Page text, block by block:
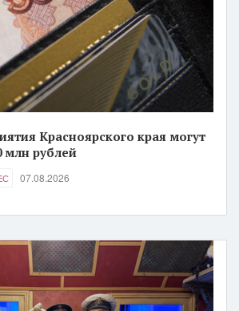
Красноярского края могут
млн рублей
07.08.2026